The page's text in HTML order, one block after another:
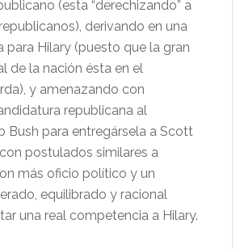
(esta “derechizando” a
derivando en una
para Hilary (puesto que la gran
de la nación ésta en el
y amenazando con
republicana al
Bush para entregársela a Scott
postulados similares a
más oficio político y un
equilibrado y racional
una real competencia a Hilary.